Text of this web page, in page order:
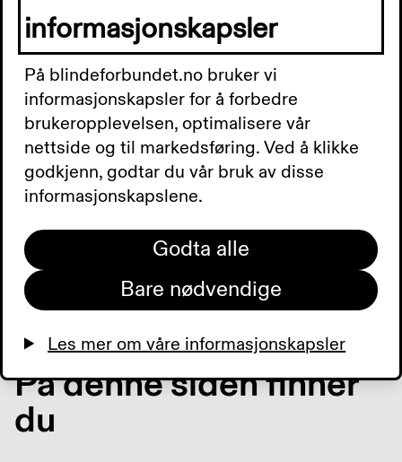
Bli lesbar
Noen tips og råd om hvordan du sørger for at
tekst blir lesbar for alle
På denne siden finner
du
informasjonskapsler
På blindeforbundet.no bruker vi
informasjonskapsler for å forbedre
brukeropplevelsen, optimalisere vår
nettside og til markedsføring. Ved å klikke
godkjenn, godtar du vår bruk av disse
informasjonskapslene.
Godta alle
Bare nødvendige
Les mer om våre informasjonskapsler